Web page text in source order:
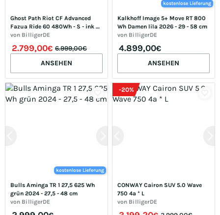
Ghost Path Riot CF Advanced
Fazua Ride 60 480Wh - S - ink
blue/coffee ice rose - glossy
von BilligerDE
2.799,00€ 6.999,00€
ANSEHEN
kostenlose Lieferung
Kalkhoff Image 5+ Move RT 800
Wh Damen lila 2026 - 29 - 58 cm
von BilligerDE
4.899,00€
ANSEHEN
kostenlose Lieferung
Bulls Aminga TR 1 27,5 625 Wh
grün 2024 - 27,5 - 48 cm
von BilligerDE
-20%
CONWAY Cairon SUV 5.0 Wave
750 4a * L
von BilligerDE